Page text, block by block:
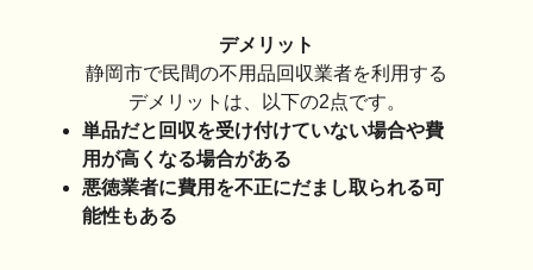
デメリット
静岡市で民間の不用品回収業者を利用する
デメリットは、以下の2点です。
単品だと回収を受け付けていない場合や費
用が高くなる場合がある
悪徳業者に費用を不正にだまし取られる可
能性もある